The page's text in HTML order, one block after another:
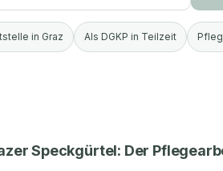
in Graz Als DGKP in Teilzeit
Speckgürtel: Der